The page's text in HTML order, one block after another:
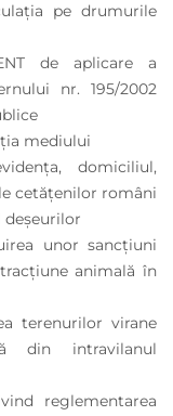
pe drumurile
de aplicare a
nr. 195/2002
mediului
domiciliul,
cetăţenilor români
unor sancţiuni
animală în
terenurilor virane
din intravilanul
reglementarea